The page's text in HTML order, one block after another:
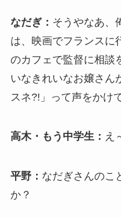
なだぎ： そうやなあ、
は、映画でフランスに
のカフェで監督に相談
いなきれいなお嬢さん
スネ?!」って声をかけ
高木・もう中学生： え
平野： なだぎさんのこ
か？